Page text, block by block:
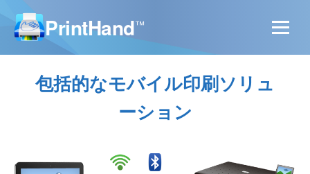
PrintHand™
包括的なモバイル印刷ソリュ
ーション